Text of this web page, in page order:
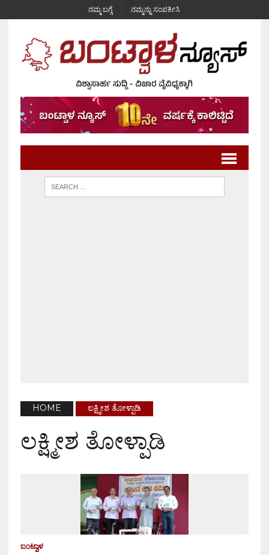
ನಮ್ಮ ಬಗ್ಗೆ ನಮ್ಮನ್ನು ಸಂಪರ್ಕಿಸಿ
HOME ಲಕ್ಷ್ಮೀಶ ತೋಳ್ಪಾಡಿ
ಲಕ್ಷ್ಮೀಶ ತೋಳ್ಪಾಡಿ
ಬಂಟ್ವಾಳ